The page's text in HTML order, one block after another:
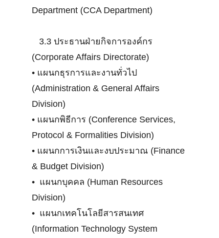
Department (CCA Department)
3.3 ประธานฝ่ายกิจการองค์กร
(Corporate Affairs Directorate)
• แผนกธุรการและงานทั่วไป
(Administration & General Affairs
Division)
• แผนกพิธีการ (Conference Services,
Protocol & Formalities Division)
• แผนกการเงินและงบประมาณ (Finance
& Budget Division)
• แผนกบุคคล (Human Resources
Division)
• แผนกเทคโนโลยีสารสนเทศ
(Information Technology System